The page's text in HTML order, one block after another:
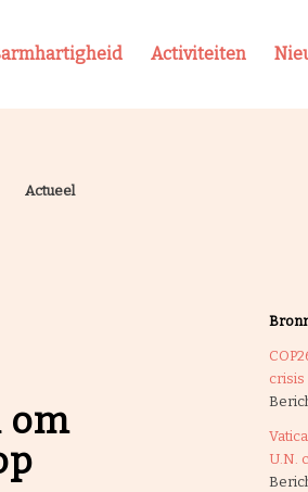
Activiteiten
Actueel
om
crisis
U.N.